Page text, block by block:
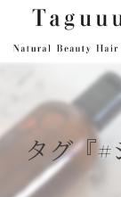
タグ『#